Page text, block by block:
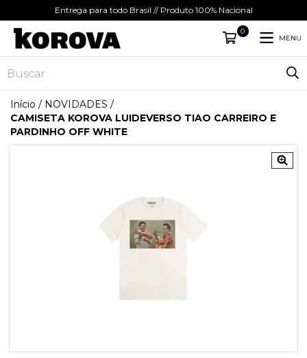
Entrega para todo Brasil // Produto 100% Nacional
0
MENU
Início / NOVIDADES /
CAMISETA KOROVA LUIDEVERSO TIAO CARREIRO E
PARDINHO OFF WHITE